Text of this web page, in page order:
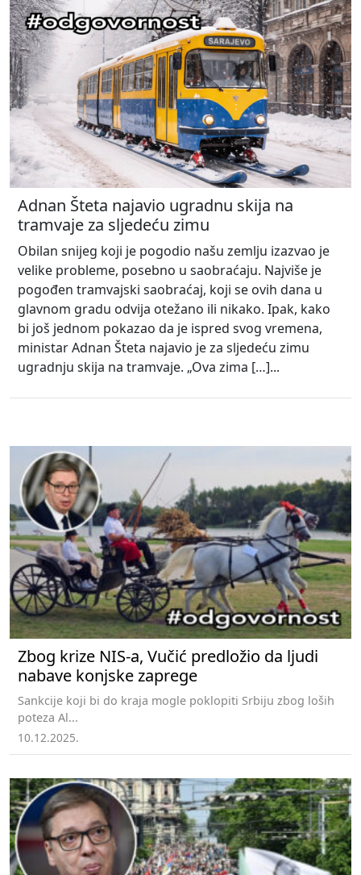
Adnan Šteta najavio ugradnu skija na
tramvaje za sljedeću zimu
Obilan snijeg koji je pogodio našu zemlju izazvao je
velike probleme, posebno u saobraćaju. Najviše je
pogođen tramvajski saobraćaj, koji se ovih dana u
glavnom gradu odvija otežano ili nikako. Ipak, kako
bi još jednom pokazao da je ispred svog vremena,
ministar Adnan Šteta najavio je za sljedeću zimu
ugradnju skija na tramvaje. „Ova zima […]...
Zbog krize NIS-a, Vučić predložio da ljudi
nabave konjske zaprege
Sankcije koji bi do kraja mogle poklopiti Srbiju zbog loših
poteza Al...
10.12.2025.